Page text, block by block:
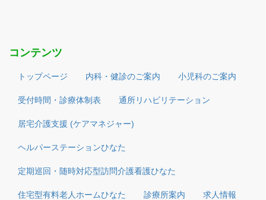
コンテンツ
トップページ 内科・健診のご案内 小児科のご案内
受付時間・診療体制表 通所リハビリテーション
居宅介護支援 (ケアマネジャー)
ヘルパーステーションひなた
定期巡回・随時対応型訪問介護看護ひなた
住宅型有料老人ホームひなた 診療所案内 求人情報